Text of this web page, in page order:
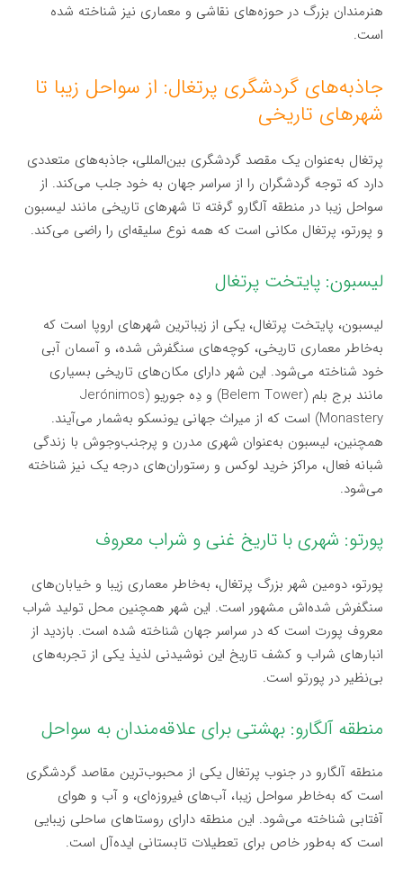
هنرمندان بزرگ در حوزه‌های نقاشی و معماری نیز شناخته شده
است.
جاذبه‌های گردشگری پرتغال: از سواحل زیبا تا
شهرهای تاریخی
پرتغال به‌عنوان یک مقصد گردشگری بین‌المللی، جاذبه‌های متعددی
دارد که توجه گردشگران را از سراسر جهان به خود جلب می‌کند. از
سواحل زیبا در منطقه آلگارو گرفته تا شهرهای تاریخی مانند لیسبون
و پورتو، پرتغال مکانی است که همه نوع سلیقه‌ای را راضی می‌کند.
لیسبون: پایتخت پرتغال
لیسبون، پایتخت پرتغال، یکی از زیباترین شهرهای اروپا است که
به‌خاطر معماری تاریخی، کوچه‌های سنگفرش شده، و آسمان آبی
خود شناخته می‌شود. این شهر دارای مکان‌های تاریخی بسیاری
مانند برج بلم (Belem Tower) و دِه جوریو (Jerónimos
Monastery) است که از میراث جهانی یونسکو به‌شمار می‌آیند.
همچنین، لیسبون به‌عنوان شهری مدرن و پرجنب‌وجوش با زندگی
شبانه فعال، مراکز خرید لوکس و رستوران‌های درجه یک نیز شناخته
می‌شود.
پورتو: شهری با تاریخ غنی و شراب معروف
پورتو، دومین شهر بزرگ پرتغال، به‌خاطر معماری زیبا و خیابان‌های
سنگفرش شده‌اش مشهور است. این شهر همچنین محل تولید شراب
معروف پورت است که در سراسر جهان شناخته شده است. بازدید از
انبارهای شراب و کشف تاریخ این نوشیدنی لذیذ یکی از تجربه‌های
بی‌نظیر در پورتو است.
منطقه آلگارو: بهشتی برای علاقه‌مندان به سواحل
منطقه آلگارو در جنوب پرتغال یکی از محبوب‌ترین مقاصد گردشگری
است که به‌خاطر سواحل زیبا، آب‌های فیروزه‌ای، و آب و هوای
آفتابی شناخته می‌شود. این منطقه دارای روستاهای ساحلی زیبایی
است که به‌طور خاص برای تعطیلات تابستانی ایده‌آل است.